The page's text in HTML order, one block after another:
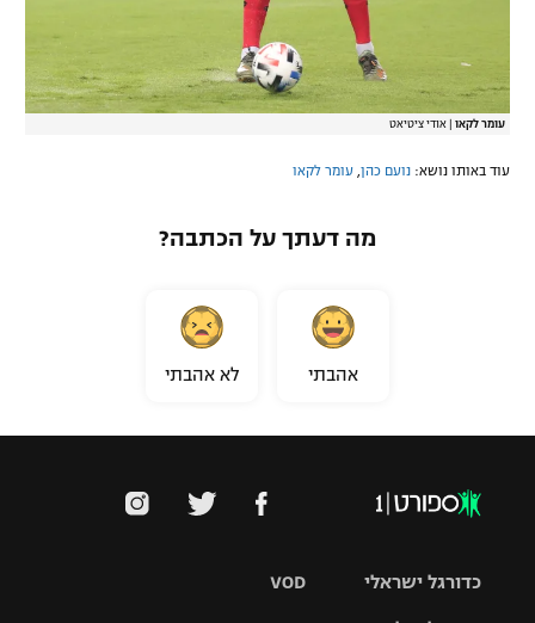
עומר לקאו אודי ציטיאט
עוד באותו נושא: נועם כהן עומר לקאו
מה דעתך על הכתבה?
אהבתי לא אהבתי
VOD כדורגל ישראלי